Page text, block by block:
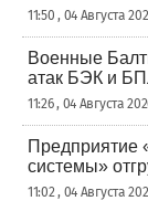
11:50 , 04 Августа
Военные
атак БЭК и
11:26 , 04 Августа
Предприятие
системы»
11:02 , 04 Августа